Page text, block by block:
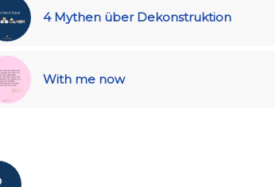
4 Mythen über Dekonstruktion
With me now